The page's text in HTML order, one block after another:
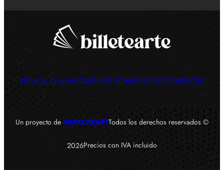
TIENDA ONLINEQUIÉNES SOMOSBLOGCONTACTO
Un proyecto de METACREARTTodos los derechos reservados ©
2026Precios con IVA incluido